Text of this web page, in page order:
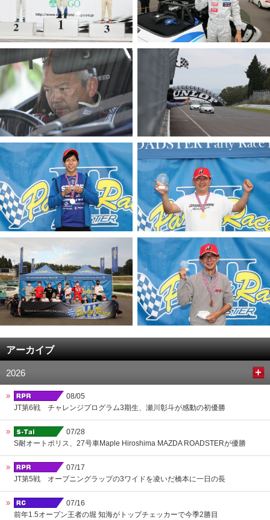
アーカイブ
2026
08/05
JT第6戦 チャレンジプログラム3期生、瀬川彰斗が感動の初優勝
07/28
S耐オートポリス、27号車Maple Hiroshima MAZDA ROADSTERが優勝
07/17
JT第5戦 オープニングラップの3ワイドを凌いだ橋本に一日の長
07/16
前年1.5オープン王者の堀 知海がトップチェッカーで今季2勝目